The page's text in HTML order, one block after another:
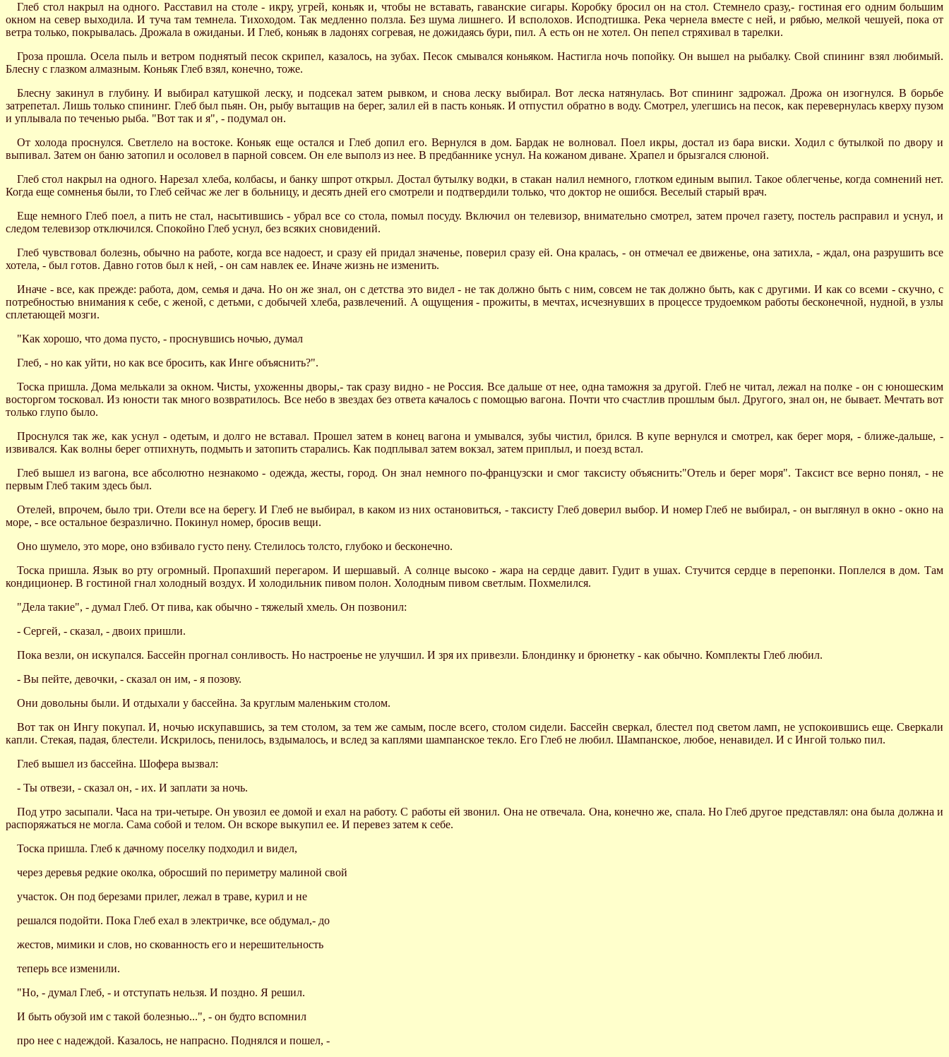
Глеб стол накрыл на одного. Расставил на столе - икру, угрей, коньяк и, чтобы не вставать, гаванские сигары. Коробку бросил он на стол. Стемнело сразу,- гостиная его одним большим
окном на север выходила. И туча там темнела. Тихоходом. Так медленно ползла. Без шума лишнего. И всполохов. Исподтишка. Река чернела вместе с ней, и рябью, мелкой чешуей, пока от
ветра только, покрывалась. Дрожала в ожиданьи. И Глеб, коньяк в ладонях согревая, не дожидаясь бури, пил. А есть он не хотел. Он пепел стряхивал в тарелки.
Гроза прошла. Осела пыль и ветром поднятый песок скрипел, казалось, на зубах. Песок смывался коньяком. Настигла ночь попойку. Он вышел на рыбалку. Свой спининг взял любимый.
Блесну с глазком алмазным. Коньяк Глеб взял, конечно, тоже.
Блесну закинул в глубину. И выбирал катушкой леску, и подсекал затем рывком, и снова леску выбирал. Вот леска натянулась. Вот спининг задрожал. Дрожа он изогнулся. В борьбе
затрепетал. Лишь только спининг. Глеб был пьян. Он, рыбу вытащив на берег, залил ей в пасть коньяк. И отпустил обратно в воду. Смотрел, улегшись на песок, как перевернулась кверху пузом
и уплывала по теченью рыба. "Вот так и я", - подумал он.
От холода проснулся. Светлело на востоке. Коньяк еще остался и Глеб допил его. Вернулся в дом. Бардак не волновал. Поел икры, достал из бара виски. Ходил с бутылкой по двору и
выпивал. Затем он баню затопил и осоловел в парной совсем. Он еле выполз из нее. В предбаннике уснул. На кожаном диване. Храпел и брызгался слюной.
Глеб стол накрыл на одного. Нарезал хлеба, колбасы, и банку шпрот открыл. Достал бутылку водки, в стакан налил немного, глотком единым выпил. Такое облегченье, когда сомнений нет.
Когда еще сомненья были, то Глеб сейчас же лег в больницу, и десять дней его смотрели и подтвердили только, что доктор не ошибся. Веселый старый врач.
Еще немного Глеб поел, а пить не стал, насытившись - убрал все со стола, помыл посуду. Включил он телевизор, внимательно смотрел, затем прочел газету, постель расправил и уснул, и
следом телевизор отключился. Спокойно Глеб уснул, без всяких сновидений.
Глеб чувствовал болезнь, обычно на работе, когда все надоест, и сразу ей придал значенье, поверил сразу ей. Она кралась, - он отмечал ее движенье, она затихла, - ждал, она разрушить все
хотела, - был готов. Давно готов был к ней, - он сам навлек ее. Иначе жизнь не изменить.
Иначе - все, как прежде: работа, дом, семья и дача. Но он же знал, он с детства это видел - не так должно быть с ним, совсем не так должно быть, как с другими. И как со всеми - скучно, с
потребностью внимания к себе, с женой, с детьми, с добычей хлеба, развлечений. А ощущения - прожиты, в мечтах, исчезнувших в процессе трудоемком работы бесконечной, нудной, в узлы
сплетающей мозги.
"Как хорошо, что дома пусто, - проснувшись ночью, думал
Глеб, - но как уйти, но как все бросить, как Инге объяснить?".
Тоска пришла. Дома мелькали за окном. Чисты, ухоженны дворы,- так сразу видно - не Россия. Все дальше от нее, одна таможня за другой. Глеб не читал, лежал на полке - он с юношеским
восторгом тосковал. Из юности так много возвратилось. Все небо в звездах без ответа качалось с помощью вагона. Почти что счастлив прошлым был. Другого, знал он, не бывает. Мечтать вот
только глупо было.
Проснулся так же, как уснул - одетым, и долго не вставал. Прошел затем в конец вагона и умывался, зубы чистил, брился. В купе вернулся и смотрел, как берег моря, - ближе-дальше, -
извивался. Как волны берег отпихнуть, подмыть и затопить старались. Как подплывал затем вокзал, затем приплыл, и поезд встал.
Глеб вышел из вагона, все абсолютно незнакомо - одежда, жесты, город. Он знал немного по-французски и смог таксисту объяснить:"Отель и берег моря". Таксист все верно понял, - не
первым Глеб таким здесь был.
Отелей, впрочем, было три. Отели все на берегу. И Глеб не выбирал, в каком из них остановиться, - таксисту Глеб доверил выбор. И номер Глеб не выбирал, - он выглянул в окно - окно на
море, - все остальное безразлично. Покинул номер, бросив вещи.
Оно шумело, это море, оно взбивало густо пену. Стелилось толсто, глубоко и бесконечно.
Тоска пришла. Язык во рту огромный. Пропахший перегаром. И шершавый. А солнце высоко - жара на сердце давит. Гудит в ушах. Стучится сердце в перепонки. Поплелся в дом. Там
кондиционер. В гостиной гнал холодный воздух. И холодильник пивом полон. Холодным пивом светлым. Похмелился.
"Дела такие", - думал Глеб. От пива, как обычно - тяжелый хмель. Он позвонил:
- Сергей, - сказал, - двоих пришли.
Пока везли, он искупался. Бассейн прогнал сонливость. Но настроенье не улучшил. И зря их привезли. Блондинку и брюнетку - как обычно. Комплекты Глеб любил.
- Вы пейте, девочки, - сказал он им, - я позову.
Они довольны были. И отдыхали у бассейна. За круглым маленьким столом.
Вот так он Ингу покупал. И, ночью искупавшись, за тем столом, за тем же самым, после всего, столом сидели. Бассейн сверкал, блестел под светом ламп, не успокоившись еще. Сверкали
капли. Стекая, падая, блестели. Искрилось, пенилось, вздымалось, и вслед за каплями шампанское текло. Его Глеб не любил. Шампанское, любое, ненавидел. И с Ингой только пил.
Глеб вышел из бассейна. Шофера вызвал:
- Ты отвези, - сказал он, - их. И заплати за ночь.
Под утро засыпали. Часа на три-четыре. Он увозил ее домой и ехал на работу. С работы ей звонил. Она не отвечала. Она, конечно же, спала. Но Глеб другое представлял: она была должна и
распоряжаться не могла. Сама собой и телом. Он вскоре выкупил ее. И перевез затем к себе.
Тоска пришла. Глеб к дачному поселку подходил и видел,
через деревья редкие околка, обросший по периметру малиной свой
участок. Он под березами прилег, лежал в траве, курил и не
решался подойти. Пока Глеб ехал в электричке, все обдумал,- до
жестов, мимики и слов, но скованность его и нерешительность
теперь все изменили.
"Но, - думал Глеб, - и отступать нельзя. И поздно. Я решил.
И быть обузой им с такой болезнью...", - он будто вспомнил
про нее с надеждой. Казалось, не напрасно. Поднялся и пошел, -